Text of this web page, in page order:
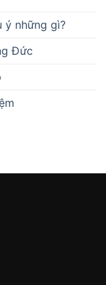
ý những gì?
Đức